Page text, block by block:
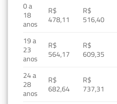
0 a
18
anos
R$
478,11
R$
516,40
19 a
23
anos
R$
564,17
R$
609,35
24 a
28
anos
R$
682,64
R$
737,31